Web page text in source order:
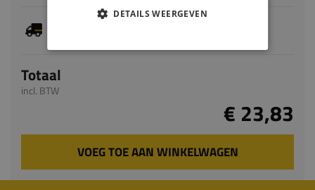
Je hebt gekozen voor maatwerk, de verwachte
Totaal
incl. BTW
€ 23,83
VOEG TOE AAN WINKELWAGEN
DETAILS WEERGEVEN